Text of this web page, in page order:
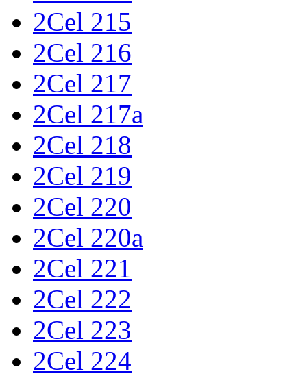
2Cel 215
2Cel 216
2Cel 217
2Cel 217a
2Cel 218
2Cel 219
2Cel 220
2Cel 220a
2Cel 221
2Cel 222
2Cel 223
2Cel 224